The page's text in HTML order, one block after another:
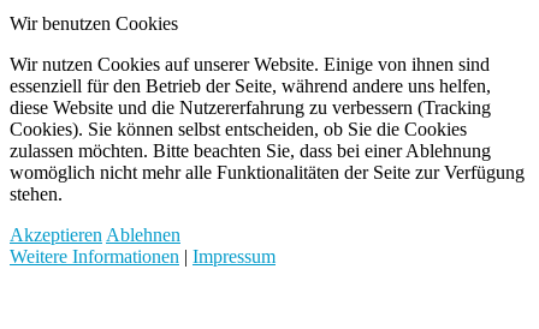
Wir benutzen Cookies
Wir nutzen Cookies auf unserer Website. Einige von ihnen sind
essenziell für den Betrieb der Seite, während andere uns helfen,
diese Website und die Nutzererfahrung zu verbessern (Tracking
Cookies). Sie können selbst entscheiden, ob Sie die Cookies
zulassen möchten. Bitte beachten Sie, dass bei einer Ablehnung
womöglich nicht mehr alle Funktionalitäten der Seite zur Verfügung
stehen.
Akzeptieren Ablehnen
Weitere Informationen | Impressum